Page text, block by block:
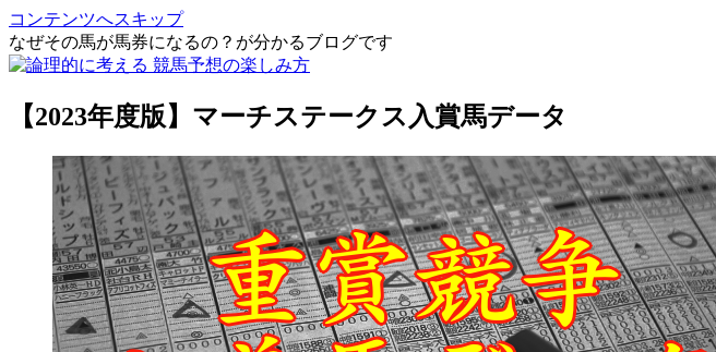
コンテンツへスキップ
なぜその馬が馬券になるの？が分かるブログです
【2023年度版】マーチステークス入賞馬データ